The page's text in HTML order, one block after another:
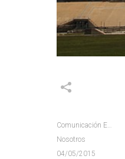
Comunicación E+e
Nosotros
04/05/2015